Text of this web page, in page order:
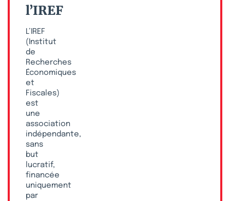
l’IREF
L’IREF
(Institut
de
Recherches
Économiques
et
Fiscales)
est
une
association
indépendante,
sans
but
lucratif,
financée
uniquement
par